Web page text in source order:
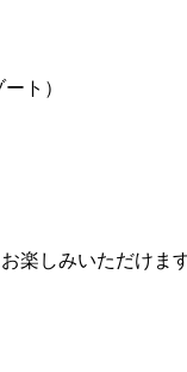
ト）
楽しみいただけます